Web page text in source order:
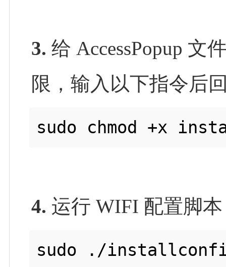
3. 给 AccessPopup 文
限，输入以下指令后
sudo chmod +x
4. 运行 WIFI 配置脚
sudo ./